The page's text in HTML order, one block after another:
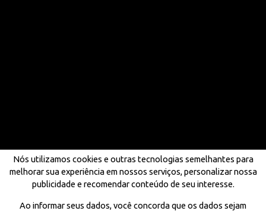
Nós utilizamos cookies e outras tecnologias semelhantes para
melhorar sua experiência em nossos serviços, personalizar nossa
publicidade e recomendar conteúdo de seu interesse.
Ao informar seus dados, você concorda que os dados sejam